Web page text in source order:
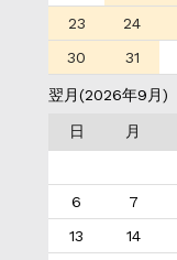
23
24
30
31
翌月(2026年9月)
日 月
6
7
13
14